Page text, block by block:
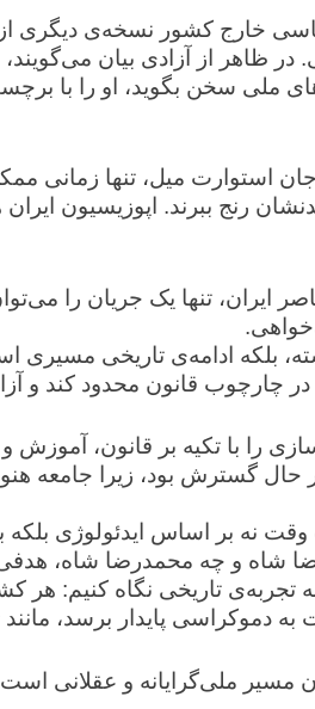
خارج کشور نسخه‌ی دیگری از
ظاهر از آزادی بیان
ملی سخن بگوید، او را با
استوارت میل، تنها زمانی
رنج ببرند. اپوزیسیون
تنها یک جریان را
بلکه ادامه‌ی تاریخی مسیری
قانون محدود کند و آزادی
را با تکیه بر قانون، آموزش
گسترش بود، زیرا جامعه
نه بر اساس ایدئولوژی بلکه
شاه و چه محمدرضا شاه، هدفی
تجربه‌ی تاریخی نگاه کنیم: هر
به دموکراسی پایدار برسد،
مسیر ملی‌گرایانه و عقلانی